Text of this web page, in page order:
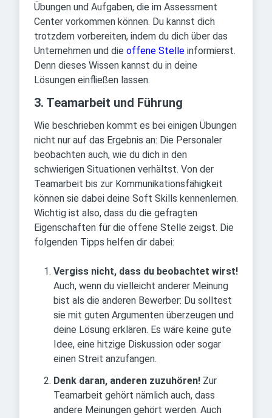
Übungen und Aufgaben, die im Assessment
Center vorkommen können. Du kannst dich
trotzdem vorbereiten, indem du dich über das
Unternehmen und die offene Stelle informierst.
Denn dieses Wissen kannst du in deine
Lösungen einfließen lassen.
3. Teamarbeit und Führung
Wie beschrieben kommt es bei einigen Übungen
nicht nur auf das Ergebnis an: Die Personaler
beobachten auch, wie du dich in den
schwierigen Situationen verhältst. Von der
Teamarbeit bis zur Kommunikationsfähigkeit
können sie dabei deine Soft Skills kennenlernen.
Wichtig ist also, dass du die gefragten
Eigenschaften für die offene Stelle zeigst. Die
folgenden Tipps helfen dir dabei:
Vergiss nicht, dass du beobachtet wirst!
Auch, wenn du vielleicht anderer Meinung
bist als die anderen Bewerber: Du solltest
sie mit guten Argumenten überzeugen und
deine Lösung erklären. Es wäre keine gute
Idee, eine hitzige Diskussion oder sogar
einen Streit anzufangen.
Denk daran, anderen zuzuhören! Zur
Teamarbeit gehört nämlich auch, dass
andere Meinungen gehört werden. Auch